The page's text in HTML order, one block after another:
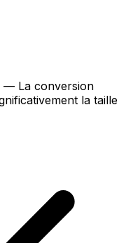
— La conversion
la taille